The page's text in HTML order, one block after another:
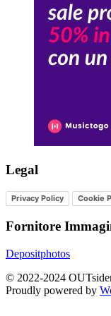
Legal
Privacy Policy Cookie
Fornitore
Depositphotos
© 2022-2024
Proudly powered by